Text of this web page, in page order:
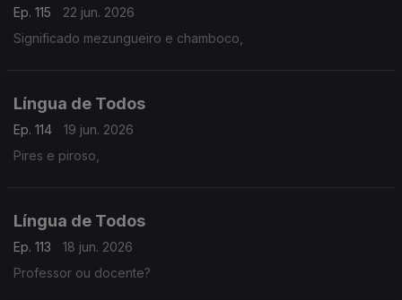
Ep. 115
22 jun. 2026
Significado mezungueiro e chamboco,
Língua de Todos
Ep. 114
19 jun. 2026
Pires e piroso,
Língua de Todos
Ep. 113
18 jun. 2026
Professor ou docente?